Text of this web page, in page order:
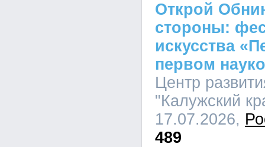
Открой
стороны:
искусства
первом
Центр
"Калужский
17.07.2026,
489